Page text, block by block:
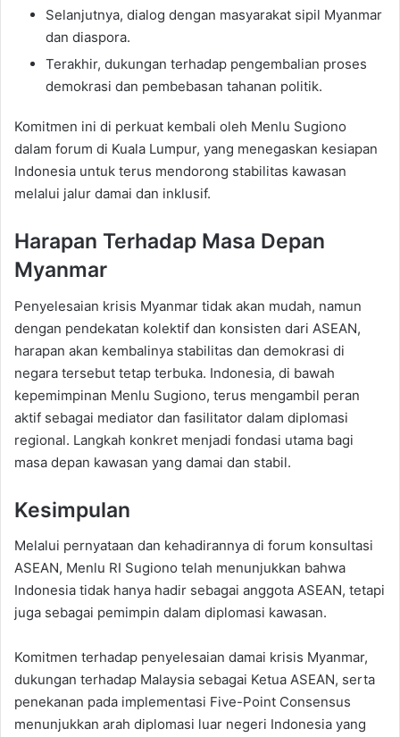
Selanjutnya, dialog dengan masyarakat sipil Myanmar
dan diaspora.
Terakhir, dukungan terhadap pengembalian proses
demokrasi dan pembebasan tahanan politik.
Komitmen ini di perkuat kembali oleh Menlu Sugiono
dalam forum di Kuala Lumpur, yang menegaskan kesiapan
Indonesia untuk terus mendorong stabilitas kawasan
melalui jalur damai dan inklusif.
Harapan Terhadap Masa Depan
Myanmar
Penyelesaian krisis Myanmar tidak akan mudah, namun
dengan pendekatan kolektif dan konsisten dari ASEAN,
harapan akan kembalinya stabilitas dan demokrasi di
negara tersebut tetap terbuka. Indonesia, di bawah
kepemimpinan Menlu Sugiono, terus mengambil peran
aktif sebagai mediator dan fasilitator dalam diplomasi
regional. Langkah konkret menjadi fondasi utama bagi
masa depan kawasan yang damai dan stabil.
Kesimpulan
Melalui pernyataan dan kehadirannya di forum konsultasi
ASEAN, Menlu RI Sugiono telah menunjukkan bahwa
Indonesia tidak hanya hadir sebagai anggota ASEAN, tetapi
juga sebagai pemimpin dalam diplomasi kawasan.
Komitmen terhadap penyelesaian damai krisis Myanmar,
dukungan terhadap Malaysia sebagai Ketua ASEAN, serta
penekanan pada implementasi Five-Point Consensus
menunjukkan arah diplomasi luar negeri Indonesia yang